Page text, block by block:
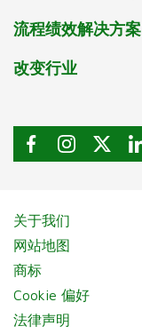
流程绩效解决方案
改变行业
关于我们
网站地图
商标
Cookie 偏好
法律声明